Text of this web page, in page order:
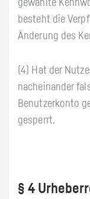
gewählte
besteht die
Änderung des
(4) Hat der
nacheinander
Benutzerkonto
gesperrt.
§ 4